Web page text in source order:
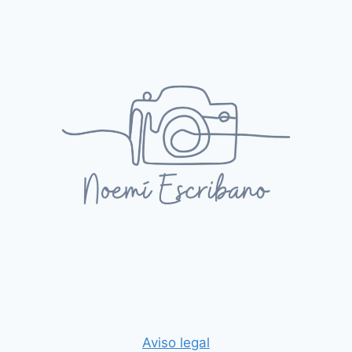
Aviso legal